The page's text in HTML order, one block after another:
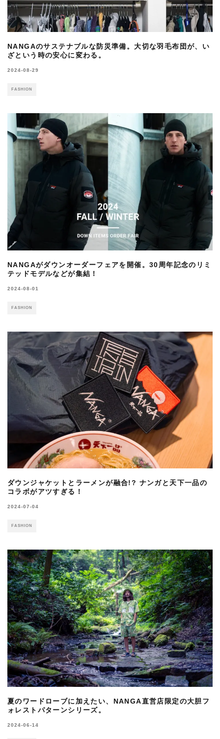
NANGAのサステナブルな防災準備。大切な羽毛布団が、い
ざという時の安心に変わる。
2024-08-29
FASHION
NANGAがダウンオーダーフェアを開催。30周年記念のリミ
テッドモデルなどが集結！
2024-08-01
FASHION
ダウンジャケットとラーメンが融合!? ナンガと天下一品の
コラボがアツすぎる！
2024-07-04
FASHION
夏のワードローブに加えたい、NANGA直営店限定の大胆フ
ォレストパターンシリーズ。
2024-06-14